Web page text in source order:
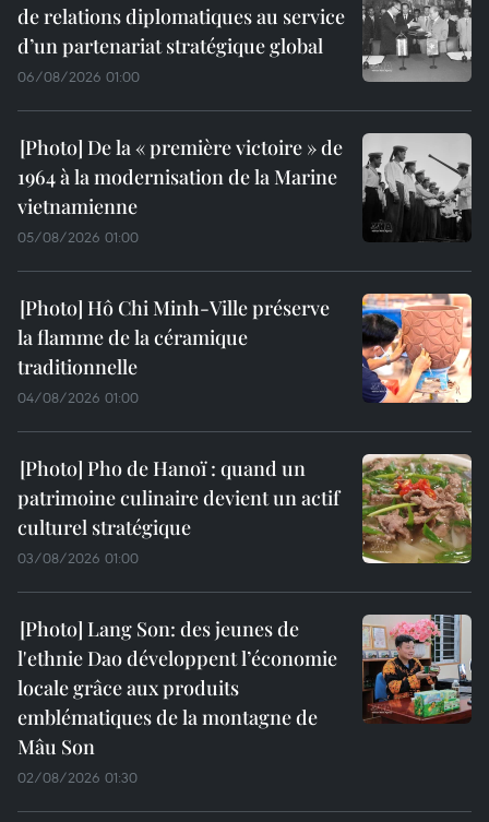
de relations diplomatiques au service
d’un partenariat stratégique global
06/08/2026 01:00
De la « première victoire » de
1964 à la modernisation de la Marine
vietnamienne
05/08/2026 01:00
Hô Chi Minh-Ville préserve
la flamme de la céramique
traditionnelle
04/08/2026 01:00
Pho de Hanoï : quand un
patrimoine culinaire devient un actif
culturel stratégique
03/08/2026 01:00
Lang Son: des jeunes de
l'ethnie Dao développent l’économie
locale grâce aux produits
emblématiques de la montagne de
Mâu Son
02/08/2026 01:30